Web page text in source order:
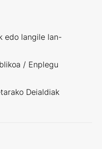
edo langile lan-
/ Enplegu
Deialdiak